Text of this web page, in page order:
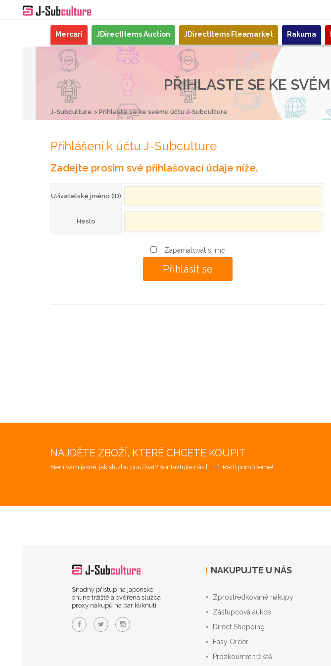
Mercari JDirectItems Auction JDirectItems Fleamarket Rakuma
PŘIHLASTE SE KE
J-Subculture Přihlaste se ke svému účtu J-Subculture
Přihlášení k účtu J-Subculture
Zadejte prosím své přihlašovací údaje níže.
Uživatelské jméno (ID)
Heslo
Zapamatovat si mě
NAJDĚTE ZBOŽÍ, KTERÉ CHCETE KOUPIT
Není vám jasné, jak službu používat? Kontaktujte nás [zde]. Rádi pomůžeme!
Snadný přístup na japonské
online tržiště a ověřená služba
proxy nákupů na pár kliknutí.
NAKUPUJTE U NÁS
Zprostředkované nákupy
Zástupcová aukce
Direct Shopping
Easy Order
Prozkoumat tržiště